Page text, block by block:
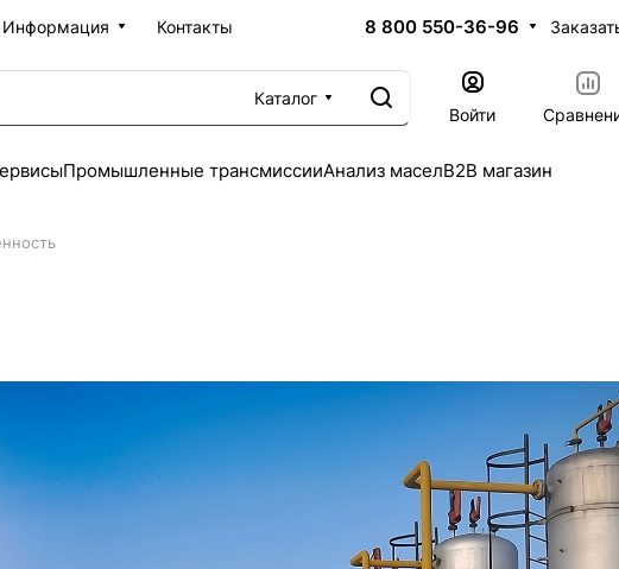
Информация Контакты 8 800 550-36-96
Каталог
Войти
Промышленные трансмиссииАнализ маселB2B магазин